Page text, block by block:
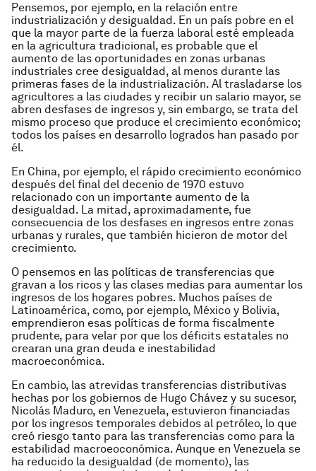
Pensemos, por ejemplo, en la relación entre
industrialización y desigualdad. En un país pobre en el
que la mayor parte de la fuerza laboral esté empleada
en la agricultura tradicional, es probable que el
aumento de las oportunidades en zonas urbanas
industriales cree desigualdad, al menos durante las
primeras fases de la industrialización. Al trasladarse los
agricultores a las ciudades y recibir un salario mayor, se
abren desfases de ingresos y, sin embargo, se trata del
mismo proceso que produce el crecimiento económico;
todos los países en desarrollo logrados han pasado por
él.
En China, por ejemplo, el rápido crecimiento económico
después del final del decenio de 1970 estuvo
relacionado con un importante aumento de la
desigualdad. La mitad, aproximadamente, fue
consecuencia de los desfases en ingresos entre zonas
urbanas y rurales, que también hicieron de motor del
crecimiento.
O pensemos en las políticas de transferencias que
gravan a los ricos y las clases medias para aumentar los
ingresos de los hogares pobres. Muchos países de
Latinoamérica, como, por ejemplo, México y Bolivia,
emprendieron esas políticas de forma fiscalmente
prudente, para velar por que los déficits estatales no
crearan una gran deuda e inestabilidad
macroeconómica.
En cambio, las atrevidas transferencias distributivas
hechas por los gobiernos de Hugo Chávez y su sucesor,
Nicolás Maduro, en Venezuela, estuvieron financiadas
por los ingresos temporales debidos al petróleo, lo que
creó riesgo tanto para las transferencias como para la
estabilidad macroeoconómica. Aunque en Venezuela se
ha reducido la desigualdad (de momento), las